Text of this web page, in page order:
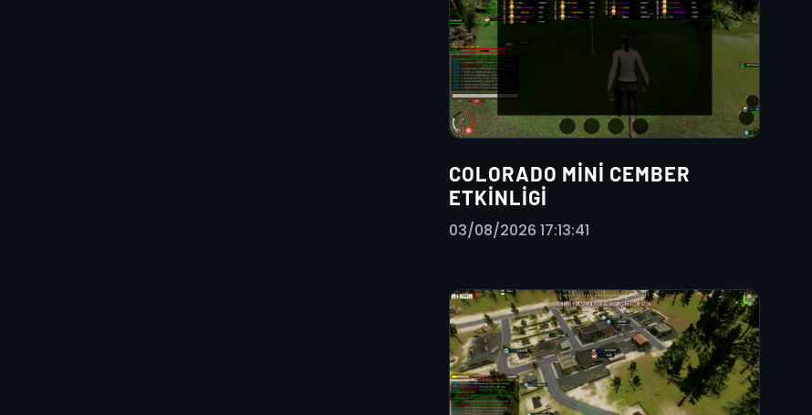
COLORADO MINI CEMBER
ETKINLIGI
03/08/2026 17:13:41